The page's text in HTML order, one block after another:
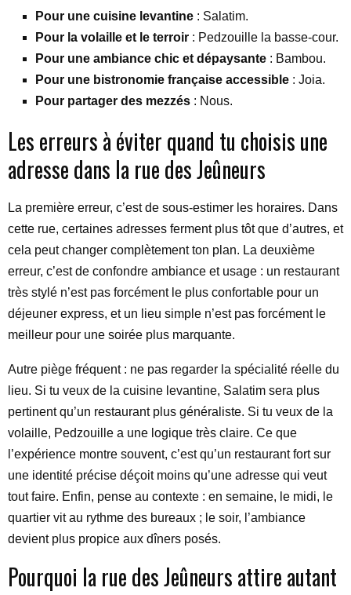
Pour une cuisine levantine : Salatim.
Pour la volaille et le terroir : Pedzouille la basse-cour.
Pour une ambiance chic et dépaysante : Bambou.
Pour une bistronomie française accessible : Joia.
Pour partager des mezzés : Nous.
Les erreurs à éviter quand tu choisis une
adresse dans la rue des Jeûneurs
La première erreur, c’est de sous-estimer les horaires. Dans
cette rue, certaines adresses ferment plus tôt que d’autres, et
cela peut changer complètement ton plan. La deuxième
erreur, c’est de confondre ambiance et usage : un restaurant
très stylé n’est pas forcément le plus confortable pour un
déjeuner express, et un lieu simple n’est pas forcément le
meilleur pour une soirée plus marquante.
Autre piège fréquent : ne pas regarder la spécialité réelle du
lieu. Si tu veux de la cuisine levantine, Salatim sera plus
pertinent qu’un restaurant plus généraliste. Si tu veux de la
volaille, Pedzouille a une logique très claire. Ce que
l’expérience montre souvent, c’est qu’un restaurant fort sur
une identité précise déçoit moins qu’une adresse qui veut
tout faire. Enfin, pense au contexte : en semaine, le midi, le
quartier vit au rythme des bureaux ; le soir, l’ambiance
devient plus propice aux dîners posés.
Pourquoi la rue des Jeûneurs attire autant